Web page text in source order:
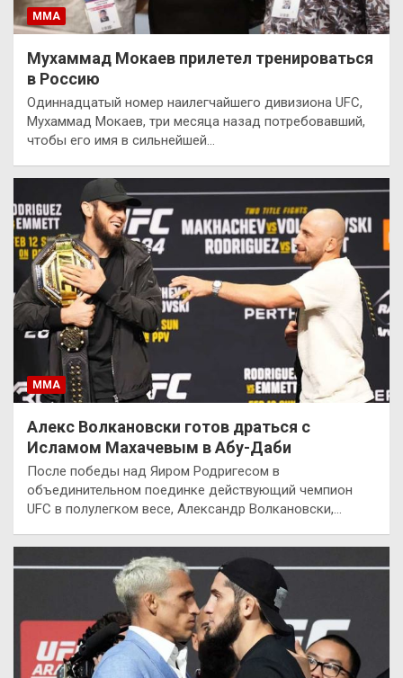
ММА
Мухаммад Мокаев прилетел тренироваться
в Россию
Одиннадцатый номер наилегчайшего дивизиона UFC,
Мухаммад Мокаев, три месяца назад потребовавший,
чтобы его имя в сильнейшей…
ММА
Алекс Волкановски готов драться с
Исламом Махачевым в Абу-Даби
После победы над Яиром Родригесом в
объединительном поединке действующий чемпион
UFC в полулегком весе, Александр Волкановски,…